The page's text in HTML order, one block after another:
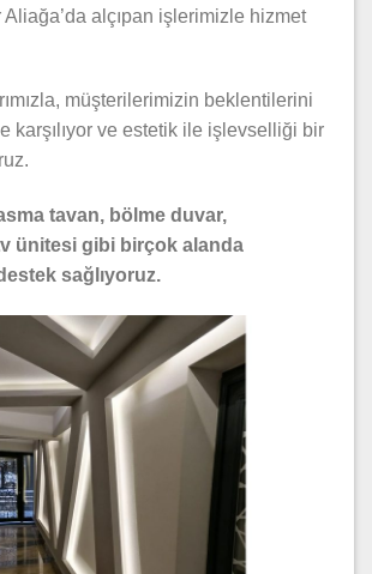
alçıpan işlerimizle hizmet
müşterilerimizin beklentilerini
karşılıyor ve estetik ile işlevselliği bir
tavan, bölme duvar,
ünitesi gibi birçok alanda
sağlıyoruz.